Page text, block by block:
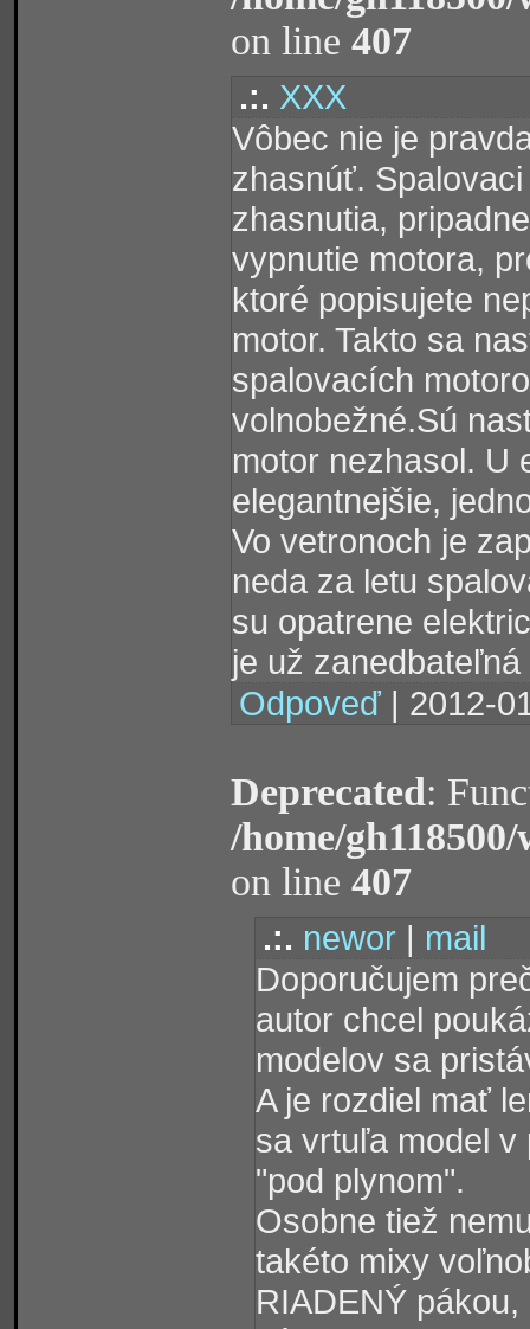
on line 407
.:. XXX
Vôbec nie je
zhasnúť.
zhasnutia,
vypnutie motora,
ktoré popisujete
motor. Takto sa
spalovacích
volnobežné.Sú
motor nezhasol. U
elegantnejšie,
Vo vetronoch je
neda za letu
su opatrene
je už zanedbateľná
Odpoveď | 2012-
Deprecated:
/home/
on line 407
.:. newor | mail
Doporučujem
autor chcel
modelov sa
A je rozdiel mať
sa vrtuľa model
"pod plynom".
Osobne tiež
takéto mixy
RIADENÝ